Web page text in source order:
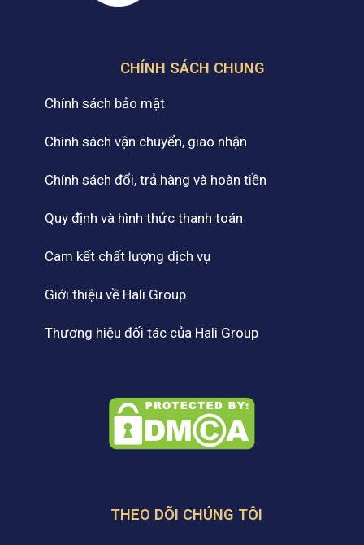
CHÍNH SÁCH CHUNG
Chính sách bảo mật
Chính sách vận chuyển, giao nhận
Chính sách đổi, trả hàng và hoàn tiền
Quy định và hình thức thanh toán
Cam kết chất lượng dịch vụ
Giới thiệu về Hali Group
Thương hiệu đối tác của Hali Group
THEO DÕI CHÚNG TÔI